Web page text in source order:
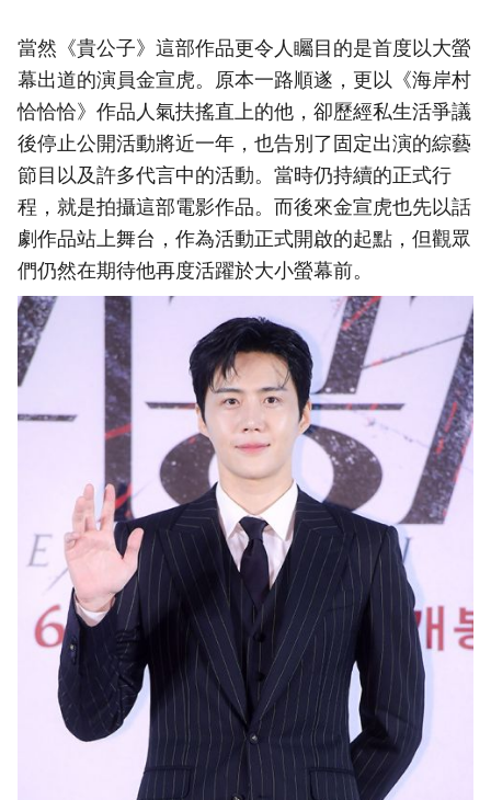
當然《貴公子》這部作品更令人矚目的是首度以大螢
幕出道的演員金宣虎。原本一路順遂，更以《海岸村
恰恰恰》作品人氣扶搖直上的他，卻歷經私生活爭議
後停止公開活動將近一年，也告別了固定出演的綜藝
節目以及許多代言中的活動。當時仍持續的正式行
程，就是拍攝這部電影作品。而後來金宣虎也先以話
劇作品站上舞台，作為活動正式開啟的起點，但觀眾
們仍然在期待他再度活躍於大小螢幕前。